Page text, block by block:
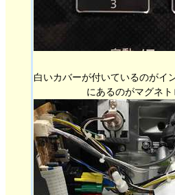
白いカバーが付いているのがイ
にあるのがマグネト